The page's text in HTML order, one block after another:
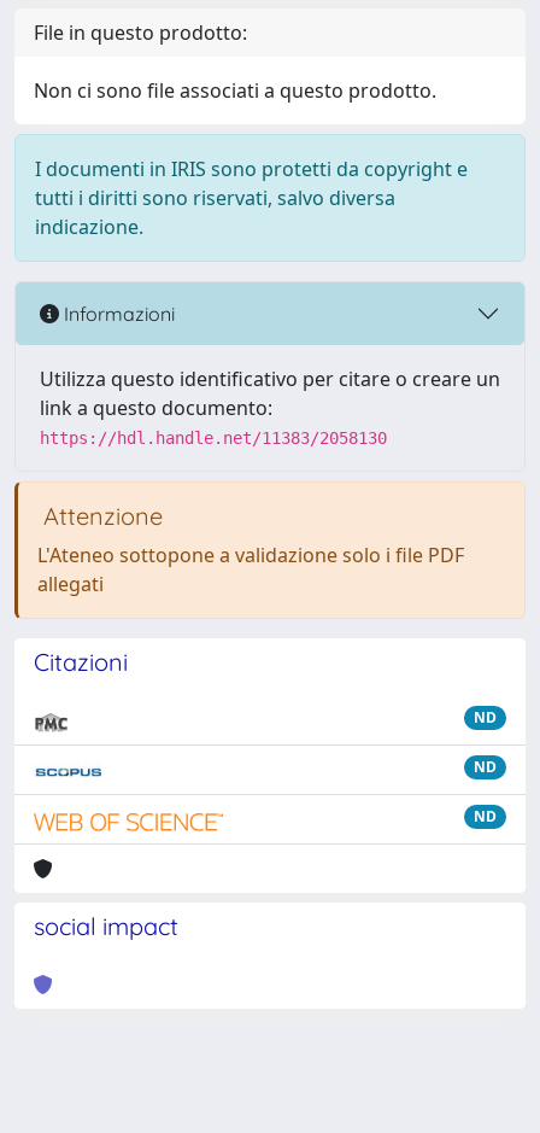
File in questo prodotto:
Non ci sono file associati a questo prodotto.
I documenti in IRIS sono protetti da copyright e
tutti i diritti sono riservati, salvo diversa
indicazione.
Informazioni
Utilizza questo identificativo per citare o creare un
link a questo documento:
https://hdl.handle.net/11383/2058130
Attenzione
L'Ateneo sottopone a validazione solo i file PDF
allegati
Citazioni
ND
ND
ND
social impact